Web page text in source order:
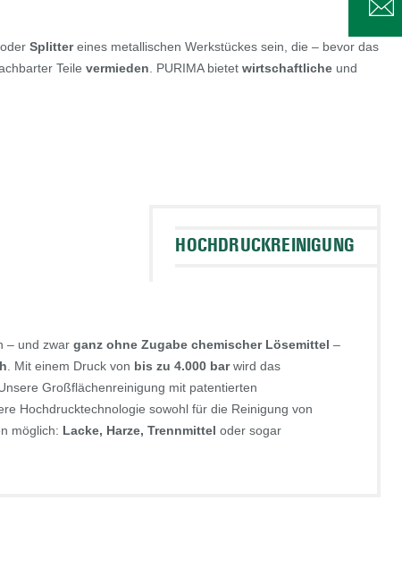
oder Splittereines metallischen Werkstückes sein, die – bevor das
Teile vermieden . PURIMA bietet wirtschaftliche und
HOCHDRUCKREINIGUNG
– und zwar ganz ohne Zugabe chemischer Lösemittel –
. Mit einem Druck von bis zu 4.000 barwird das
Großflächenreinigung mit patentierten
Hochdrucktechnologie sowohl für die Reinigung von
möglich: Lacke, Harze, Trennmittel oder sogar